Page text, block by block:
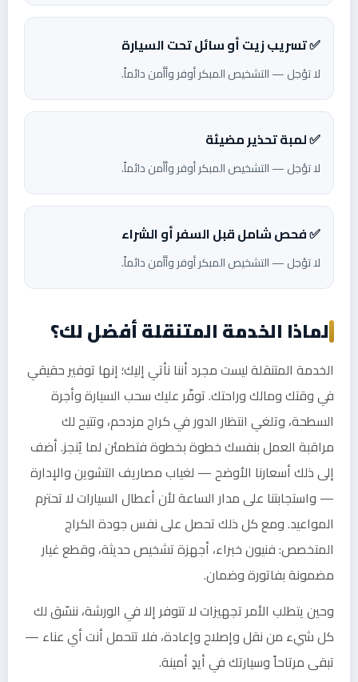
✅ تسريب زيت أو سائل تحت السيارة
لا تؤجل — التشخيص المبكر أوفر وأأمن دائماً.
✅ لمبة تحذير مضيئة
لا تؤجل — التشخيص المبكر أوفر وأأمن دائماً.
✅ فحص شامل قبل السفر أو الشراء
لا تؤجل — التشخيص المبكر أوفر وأأمن دائماً.
لماذا الخدمة المتنقلة أفضل لك؟
الخدمة المتنقلة ليست مجرد أننا نأتي إليك؛ إنها توفير حقيقي
في وقتك ومالك وراحتك. توفّر عليك سحب السيارة وأجرة
السطحة، وتلغي انتظار الدور في كراج مزدحم، وتتيح لك
مراقبة العمل بنفسك خطوة بخطوة فتطمئن لما يُنجز. أضف
إلى ذلك أسعارنا الأوضح — لغياب مصاريف التشوين والإدارة
— واستجابتنا على مدار الساعة لأن أعطال السيارات لا تحترم
المواعيد. ومع كل ذلك تحصل على نفس جودة الكراج
المتخصص: فنيون خبراء، أجهزة تشخيص حديثة، وقطع غيار
مضمونة بفاتورة وضمان.
وحين يتطلب الأمر تجهيزات لا تتوفر إلا في الورشة، ننسّق لك
كل شيء من نقل وإصلاح وإعادة، فلا تتحمل أنت أي عناء —
تبقى مرتاحاً وسيارتك في أيدٍ أمينة.